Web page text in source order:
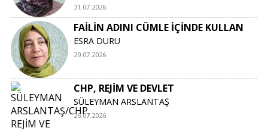
31.07.2026
FAİLİN ADINI CÜMLE İÇİNDE KULLAN
ESRA DURU
29.07.2026
CHP, REJİM VE DEVLET
SÜLEYMAN ARSLANTAŞ
26.07.2026